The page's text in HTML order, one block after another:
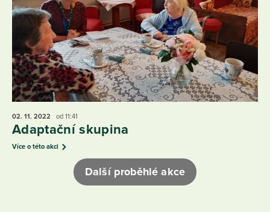
02. 11. 2022 od 11:41
Adaptační skupina
Více o této akci
Další proběhlé akce